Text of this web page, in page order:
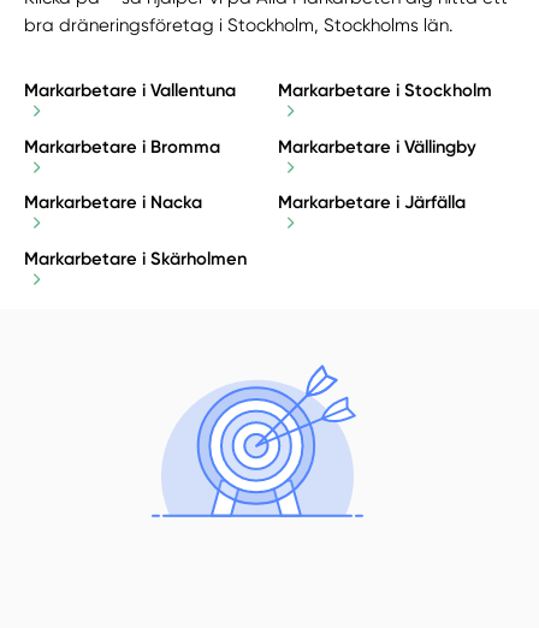
bra dräneringsföretag i Stockholm, Stockholms län.
Markarbetare i Vallentuna Markarbetare i Stockholm
Markarbetare i Bromma Markarbetare i Vällingby
Markarbetare i Nacka Markarbetare i Järfälla
Markarbetare i Skärholmen